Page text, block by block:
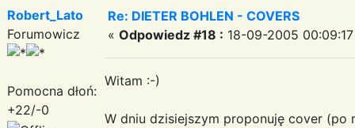
Robert_Lato
Forumowicz
Pomocna dłoń:
+22/-0
Re: DIETER BOHLEN - COVERS
« Odpowiedz #18 : 18-09-2005
Witam :-)
W dniu dzisiejszym proponuję cover (po